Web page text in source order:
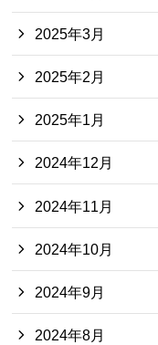
2025年3月
2025年2月
2025年1月
2024年12月
2024年11月
2024年10月
2024年9月
2024年8月